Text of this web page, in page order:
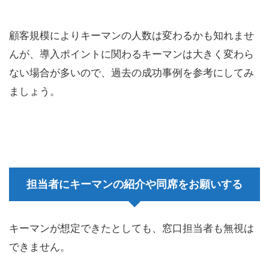
顧客規模によりキーマンの人数は変わるかも知れませ
んが、導入ポイントに関わるキーマンは大きく変わら
ない場合が多いので、過去の成功事例を参考にしてみ
ましょう。
担当者にキーマンの紹介や同席をお願いする
キーマンが想定できたとしても、窓口担当者も無視は
できません。